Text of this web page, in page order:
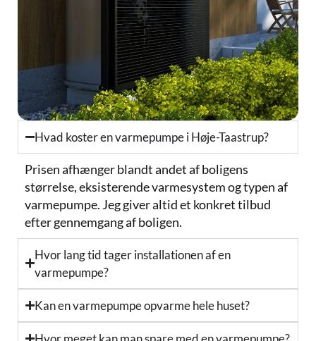
Hvad koster en varmepumpe i Høje-Taastrup?
Prisen afhænger blandt andet af boligens
størrelse, eksisterende varmesystem og typen af
varmepumpe. Jeg giver altid et konkret tilbud
efter gennemgang af boligen.
Hvor lang tid tager installationen af en
varmepumpe?
Kan en varmepumpe opvarme hele huset?